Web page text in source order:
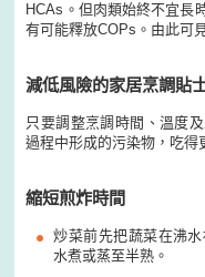
HCAs。但肉類始終不宜長
有可能釋放COPs。由此可
減低風險的家居烹調貼
只要調整烹調時間、溫度
過程中形成的污染物，吃得
縮短煎炸時間
炒菜前先把蔬菜在沸
水煮或蒸至半熟。